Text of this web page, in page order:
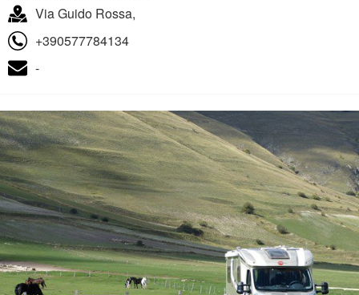
Via Guido Rossa,
+390577784134
-